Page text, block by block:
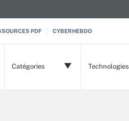
PDF CYBERHEBDO
Catégories Technologies